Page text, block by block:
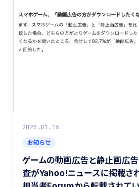
2023.01.16
お知らせ
ゲームの動画広告と静止画広
査がYahoo!ニュースに掲載さ